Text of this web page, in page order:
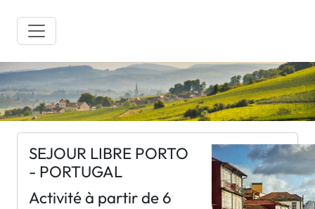
SEJOUR LIBRE PORTO
- PORTUGAL
Activité à partir de 6